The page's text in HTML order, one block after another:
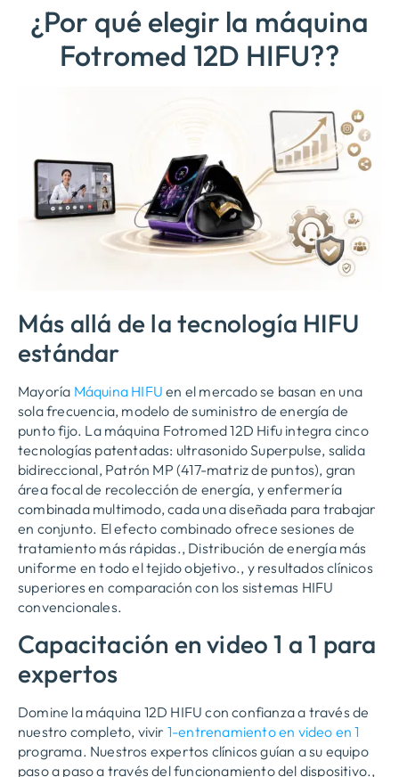
¿Por qué elegir la máquina
Fotromed 12D HIFU??
Más allá de la tecnología HIFU
estándar
Mayoría Máquina HIFU en el mercado se basan en una
sola frecuencia, modelo de suministro de energía de
punto fijo. La máquina Fotromed 12D Hifu integra cinco
tecnologías patentadas: ultrasonido Superpulse, salida
bidireccional, Patrón MP (417-matriz de puntos), gran
área focal de recolección de energía, y enfermería
combinada multimodo, cada una diseñada para trabajar
en conjunto. El efecto combinado ofrece sesiones de
tratamiento más rápidas., Distribución de energía más
uniforme en todo el tejido objetivo., y resultados clínicos
superiores en comparación con los sistemas HIFU
convencionales.
Capacitación en video 1 a 1 para
expertos
Domine la máquina 12D HIFU con confianza a través de
nuestro completo, vivir 1-entrenamiento en video en 1
programa. Nuestros expertos clínicos guían a su equipo
paso a paso a través del funcionamiento del dispositivo.,